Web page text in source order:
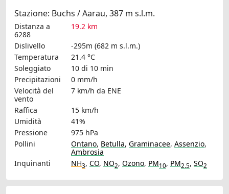
Stazione: Buchs / Aarau, 387 m s.l.m.
Distanza a
6288
19.2 km
Dislivello
-295m (682 m s.l.m.)
Temperatura
21.4 °C
Soleggiato
10 di 10 min
Precipitazioni
0 mm/h
Velocità del
vento
7 km/h da ENE
Raffica
15 km/h
Umidità
41%
Pressione
975 hPa
Pollini
Ontano, Betulla, Graminacee, Assenzio,
Ambrosia
Inquinanti
NH3, CO, NO2, Ozono, PM10, PM2.5, SO2